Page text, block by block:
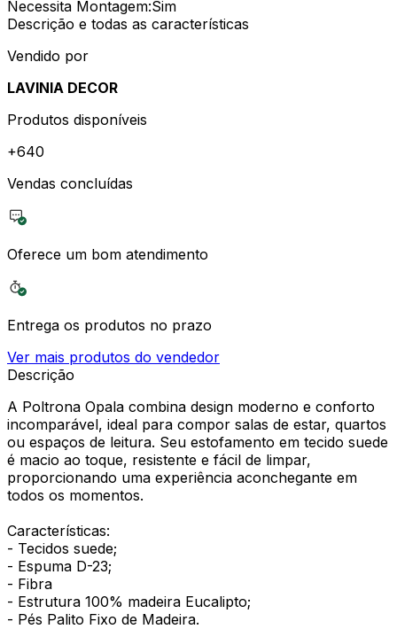
Necessita Montagem:Sim
Descrição e todas as características
Vendido por
LAVINIA DECOR
Produtos disponíveis
+640
Vendas concluídas
Oferece um bom atendimento
Entrega os produtos no prazo
Ver mais produtos do vendedor
Descrição
A Poltrona Opala combina design moderno e conforto
incomparável, ideal para compor salas de estar, quartos
ou espaços de leitura. Seu estofamento em tecido suede
é macio ao toque, resistente e fácil de limpar,
proporcionando uma experiência aconchegante em
todos os momentos.
Características:
- Tecidos suede;
- Espuma D-23;
- Fibra
- Estrutura 100% madeira Eucalipto;
- Pés Palito Fixo de Madeira.